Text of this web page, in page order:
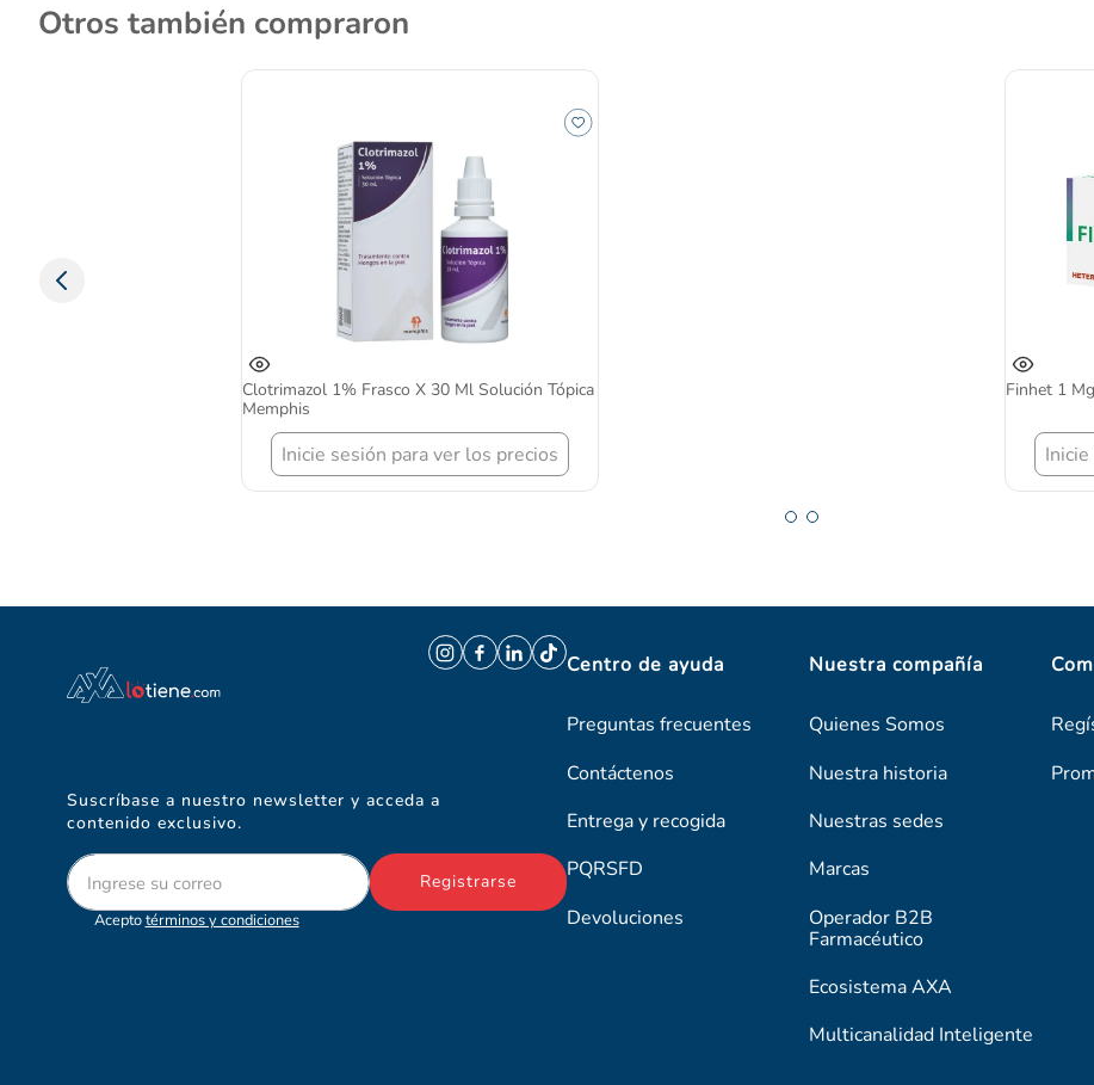
Otros también compraron
Clotrimazol 1% Frasco X 30 Ml Solución Tópica
Memphis
Inicie sesión para ver los precios
Finhet 1
Suscríbase a nuestro newsletter y acceda a
contenido exclusivo.
Aceptotérminos y condiciones
Registrarse
Centro de ayuda
Preguntas frecuentes
Contáctenos
Entrega y recogida
PQRSFD
Devoluciones
Nuestra compañía
Quienes Somos
Nuestra historia
Nuestras sedes
Marcas
Operador B2B
Farmacéutico
Ecosistema AXA
Multicanalidad Inteligente